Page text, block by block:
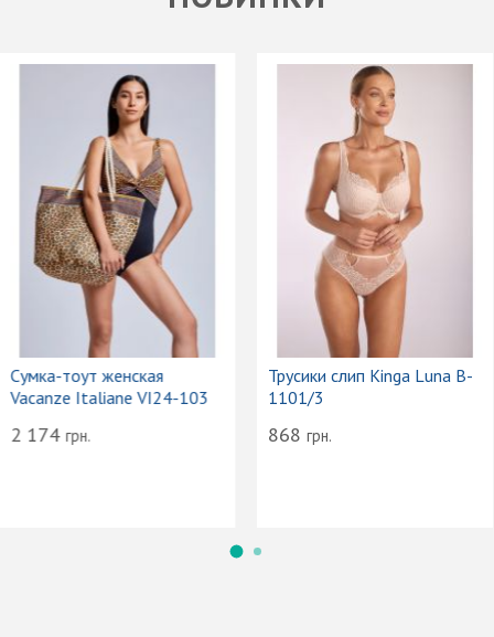
Сумка-тоут женская
Vacanze Italiane VI24-103
2 174 грн.
Трусики слип Kinga Luna B-
1101/3
868грн.